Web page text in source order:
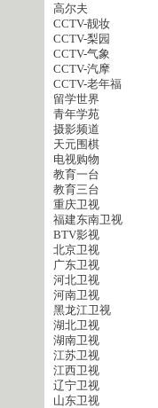
高尔夫
CCTV-靓妆
CCTV-梨园
CCTV-气象
CCTV-汽摩
CCTV-老年福
留学世界
青年学苑
摄影频道
天元围棋
电视购物
教育一台
教育三台
重庆卫视
福建东南卫视
BTV影视
北京卫视
广东卫视
河北卫视
河南卫视
黑龙江卫视
湖北卫视
湖南卫视
江苏卫视
江西卫视
辽宁卫视
山东卫视